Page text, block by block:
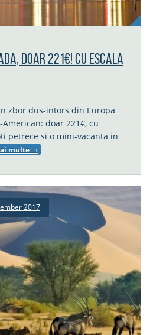
doar 221€! Cu escala
zbor dus-intors din Europa
doar 221€, cu
petrece si o mini-vacanta in
multe →
2017